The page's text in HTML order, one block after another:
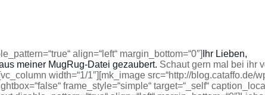
align=“left“ margin_bottom=“0″] Ihr Lieben,
meiner MugRug-Datei gezaubert. Schaut gern mal bei ihr
width=“1/1″][mk_image src=“http://blog.cataffo.de/
frame_style=“simple“ target=“_self“